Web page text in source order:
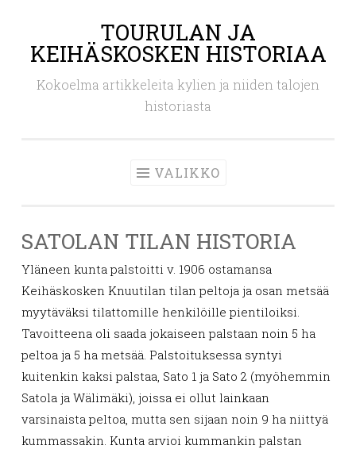
sisältöön
TOURULAN JA
KEIHÄSKOSKEN HISTORIAA
Kokoelma artikkeleita kylien ja niiden talojen
historiasta
VALIKKO
SATOLAN TILAN HISTORIA
Yläneen kunta palstoitti v. 1906 ostamansa
Keihäskosken Knuutilan tilan peltoja ja osan metsää
myytäväksi tilattomille henkilöille pientiloiksi.
Tavoitteena oli saada jokaiseen palstaan noin 5 ha
peltoa ja 5 ha metsää. Palstoituksessa syntyi
kuitenkin kaksi palstaa, Sato 1 ja Sato 2 (myöhemmin
Satola ja Wälimäki), joissa ei ollut lainkaan
varsinaista peltoa, mutta sen sijaan noin 9 ha niittyä
kummassakin. Kunta arvioi kummankin palstan